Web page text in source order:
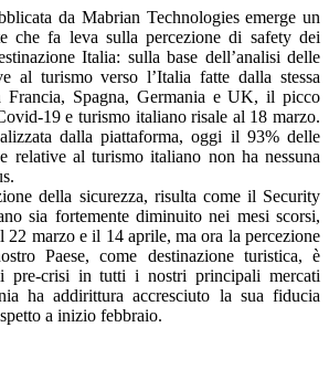
da Mabrian Technologies emerge un
che fa leva sulla percezione di safety dei
Italia: sulla base dell’analisi delle
al turismo verso l’Italia fatte dalla stessa
Francia, Spagna, Germania e UK, il picco
19 e turismo italiano risale al 18 marzo.
dalla piattaforma, oggi il 93% delle
relative al turismo italiano non ha nessuna
della sicurezza, risulta come il Security
sia fortemente diminuito nei mesi scorsi,
22 marzo e il 14 aprile, ma ora la percezione
Paese, come destinazione turistica, è
pre-crisi in tutti i nostri principali mercati
ha addirittura accresciuto la sua fiducia
a inizio febbraio.